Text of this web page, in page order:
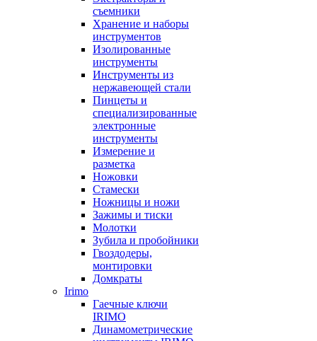
съемники
Хранение и наборы
инструментов
Изолированные
инструменты
Инструменты из
нержавеющей стали
Пинцеты и
специализированные
электронные
инструменты
Измерение и
разметка
Ножовки
Стамески
Ножницы и ножи
Зажимы и тиски
Молотки
Зубила и пробойники
Гвоздодеры,
монтировки
Домкраты
Irimo
Гаечные ключи
IRIMO
Динамометрические